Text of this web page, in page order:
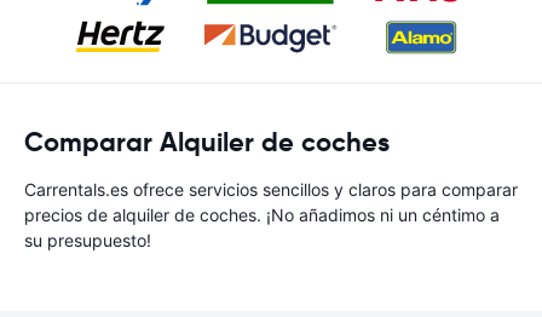
Comparar Alquiler de coches
Carrentals.es ofrece servicios sencillos y claros para comparar
precios de alquiler de coches. ¡No añadimos ni un céntimo a
su presupuesto!